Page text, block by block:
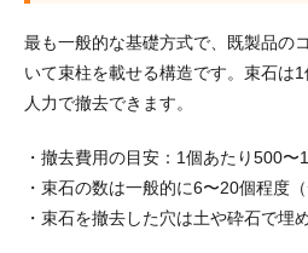
最も一般的な基礎方式で、既製品の
いて束柱を載せる構造です。束石は1
人力で撤去できます。
・撤去費用の目安：1個あたり500〜
・束石の数は一般的に6〜20個程度
・束石を撤去した穴は土や砕石で埋